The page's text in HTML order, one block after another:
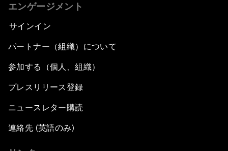
エンゲージメント
サインイン
パートナー（組織）について
参加する（個人、組織）
プレスリリース登録
ニュースレター購読
連絡先 (英語のみ)